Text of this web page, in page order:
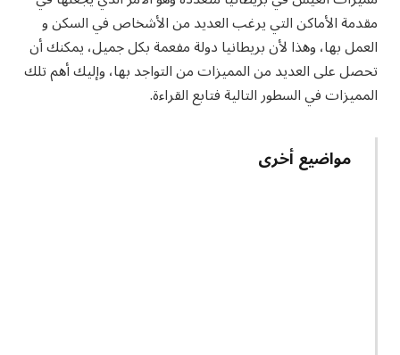
مقدمة الأماكن التي يرغب العديد من الأشخاص في السكن و
العمل بها، وهذا لأن بريطانيا دولة مفعمة بكل جميل، يمكنك أن
تحصل على العديد من المميزات من التواجد بها، وإليك أهم تلك
المميزات في السطور التالية فتابع القراءة.
مواضيع أخرى